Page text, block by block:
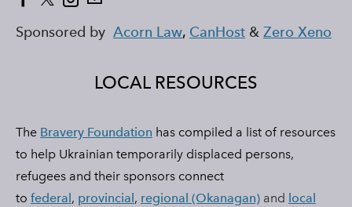
Sponsored by Acorn Law, CanHost & Zero Xeno
LOCAL RESOURCES
The Bravery Foundation has compiled a list of resources
to help Ukrainian temporarily displaced persons,
refugees and their sponsors connect
to federal , provincial , regional (Okanagan) and local